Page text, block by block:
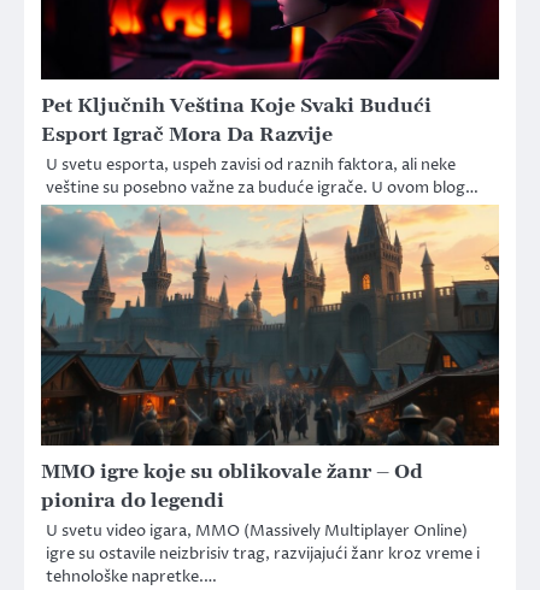
Pet Ključnih Veština Koje Svaki Budući
Esport Igrač Mora Da Razvije
U svetu esporta, uspeh zavisi od raznih faktora, ali neke
veštine su posebno važne za buduće igrače. U ovom blog…
MMO igre koje su oblikovale žanr – Od
pionira do legendi
U svetu video igara, MMO (Massively Multiplayer Online)
igre su ostavile neizbrisiv trag, razvijajući žanr kroz vreme i
tehnološke napretke.…